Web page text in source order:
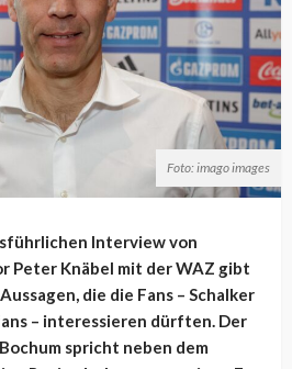
Foto: imago images
Interview von
Peter Knäbel mit der WAZ gibt
die die Fans – Schalker
– interessieren dürften. Der
spricht neben dem